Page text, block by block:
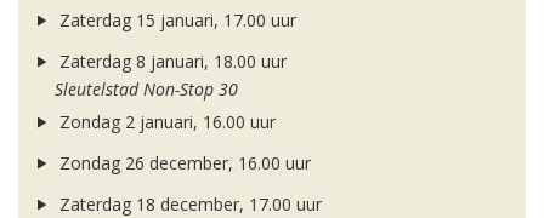
Zaterdag 15 januari, 17.00 uur
Zaterdag 8 januari, 18.00 uur
Sleutelstad Non-Stop 30
Zondag 2 januari, 16.00 uur
Zondag 26 december, 16.00 uur
Zaterdag 18 december, 17.00 uur